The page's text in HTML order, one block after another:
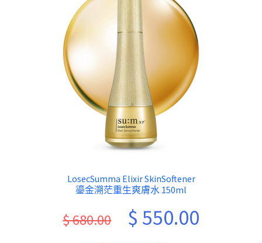
LosecSumma Elixir SkinSoftener
鎏金溯茫重生爽膚水 150ml
$680.00
Original
price
$ 550.00Current